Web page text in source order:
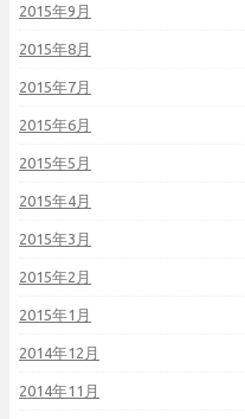
2015年9月
2015年8月
2015年7月
2015年6月
2015年5月
2015年4月
2015年3月
2015年2月
2015年1月
2014年12月
2014年11月